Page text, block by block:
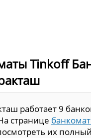
Tinkoff
работает 9
странице
их